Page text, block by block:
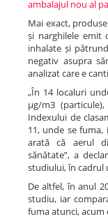
ambalajul nou al
Mai exact,
și narghilele emit
inhalate și
negativ asupra
analizat care e
„În 14 localuri
µg/m3
Indexului de
11, unde se fuma,
arată că aerul
sănătate”, a
studiului, în cadrul
De altfel, în anul
studiu, iar
fuma atunci, acum